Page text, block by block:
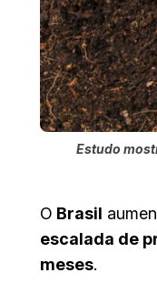
Estudo
O Brasil
escalada de
meses.